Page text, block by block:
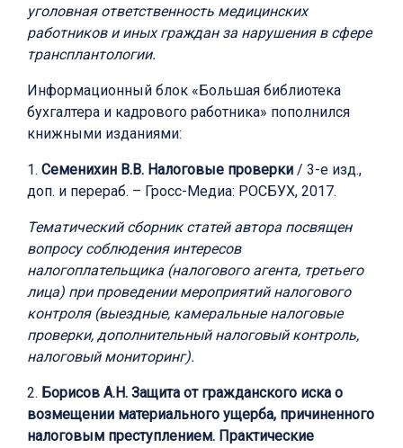
уголовная ответственность медицинских
работников и иных граждан за нарушения в сфере
трансплантологии.
Информационный блок «Большая библиотека
бухгалтера и кадрового работника» пополнился
книжными изданиями:
1. Семенихин В.В. Налоговые проверки / 3-е изд.,
доп. и перераб. – Гросс-Медиа: РОСБУХ, 2017.
Тематический сборник статей автора посвящен
вопросу соблюдения интересов
налогоплательщика (налогового агента, третьего
лица) при проведении мероприятий налогового
контроля (выездные, камеральные налоговые
проверки, дополнительный налоговый контроль,
налоговый мониторинг).
2. Борисов А.Н. Защита от гражданского иска о
возмещении материального ущерба, причиненного
налоговым преступлением. Практические